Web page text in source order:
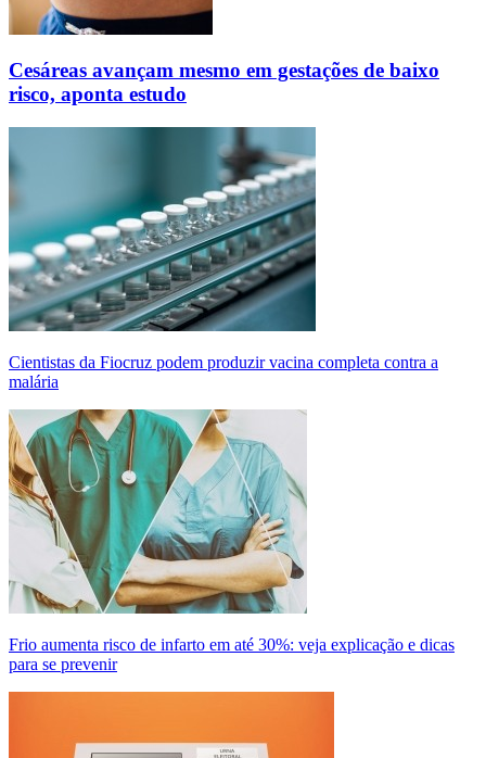
Cesáreas avançam mesmo em gestações de baixo
risco, aponta estudo
Cientistas da Fiocruz podem produzir vacina completa contra a
malária
Frio aumenta risco de infarto em até 30%: veja explicação e dicas
para se prevenir